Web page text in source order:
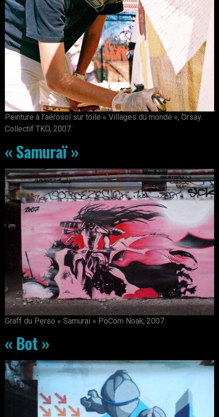
Peinture à l’aérosol sur toile « Villages du monde », Orsay.
Collectif TKO, 2007.
« Samuraï »
Graff du Perso « Samurai » PöCöm Noak, 2007.
« Bot »